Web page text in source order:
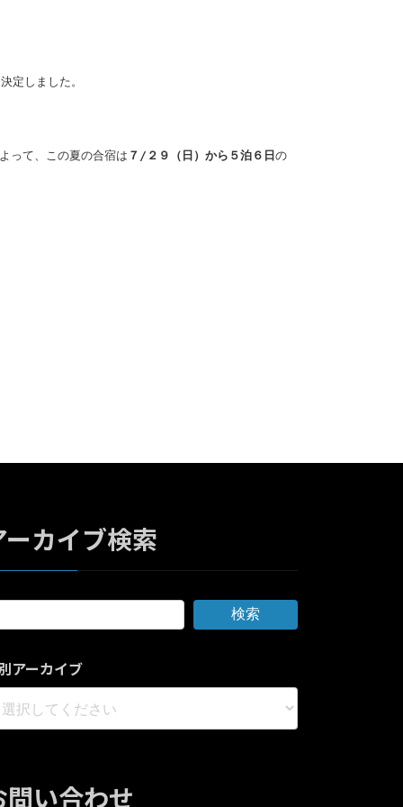
定しました。
って、この夏の合宿は ７/２９（日）から５泊６日の
ーカイブ検索
検索
アーカイブ
問い合わせ